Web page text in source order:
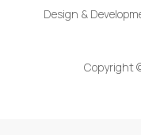
Design &
Copyright